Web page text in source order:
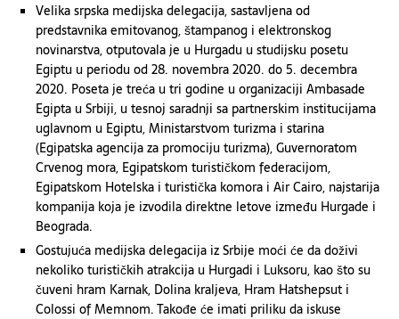
Velika srpska medijska delegacija, sastavljena od
predstavnika emitovanog, štampanog i elektronskog
novinarstva, otputovala je u Hurgadu u studijsku posetu
Egiptu u periodu od 28. novembra 2020. do 5. decembra
2020. Poseta je treća u tri godine u organizaciji Ambasade
Egipta u Srbiji, u tesnoj saradnji sa partnerskim institucijama
uglavnom u Egiptu, Ministarstvom turizma i starina
(Egipatska agencija za promociju turizma), Guvernoratom
Crvenog mora, Egipatskom turističkom federacijom,
Egipatskom Hotelska i turistička komora i Air Cairo, najstarija
kompanija koja je izvodila direktne letove između Hurgade i
Beograda.
Gostujuća medijska delegacija iz Srbije moći će da doživi
nekoliko turističkih atrakcija u Hurgadi i Luksoru, kao što su
čuveni hram Karnak, Dolina kraljeva, Hram Hatshepsut i
Colossi of Memnom. Takođe će imati priliku da iskuse